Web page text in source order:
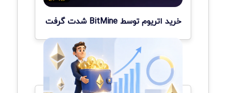
خرید اتریوم توسط BitMine شدت گرفت